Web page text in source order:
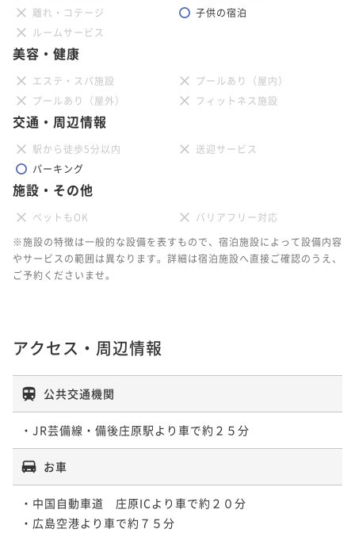
離れ・コテージ
子供の宿泊
ルームサービス
美容・健康
エステ・スパ施設
プールあり（屋内）
プールあり（屋外）
フィットネス施設
交通・周辺情報
駅から徒歩5分以内
送迎サービス
パーキング
施設・その他
ペットもOK
バリアフリー対応
※施設の特徴は一般的な設備を表すもので、宿泊施設によって設備内容
やサービスの範囲は異なります。詳細は宿泊施設へ直接ご確認のうえ、
ご予約くださいませ。
アクセス・周辺情報
公共交通機関
・JR芸備線・備後庄原駅より車で約２５分
お車
・中国自動車道　庄原ICより車で約２０分
・広島空港より車で約７５分